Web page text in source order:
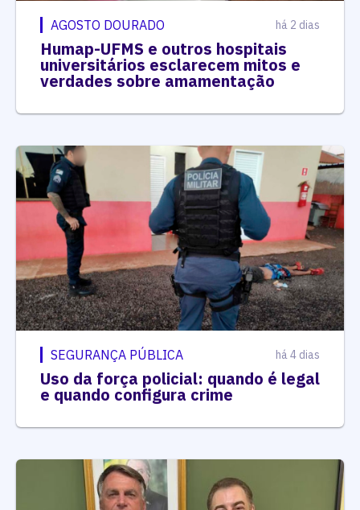
AGOSTO DOURADO há 2 dias
Humap-UFMS e outros hospitais
universitários esclarecem mitos e
verdades sobre amamentação
SEGURANÇA PÚBLICA há 4 dias
Uso da força policial: quando é legal
e quando configura crime